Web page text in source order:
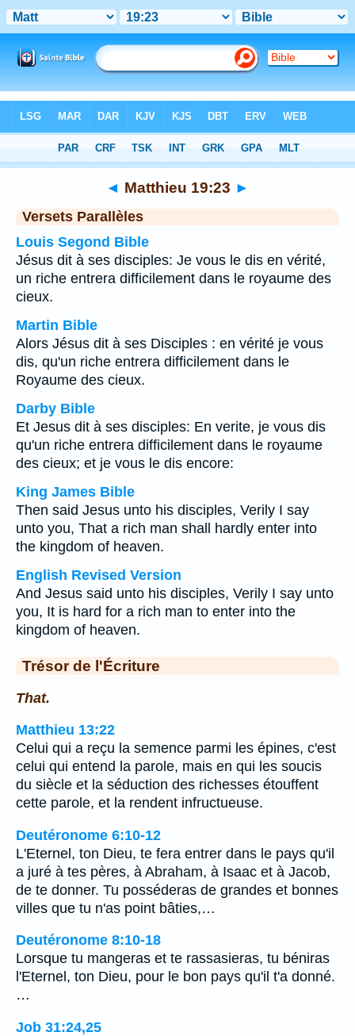
Chapitre 19> Verset 23
◄ Matthieu 19:23 ►
Versets Parallèles
Louis Segond Bible
Jésus dit à ses disciples: Je vous le dis en vérité,
un riche entrera difficilement dans le royaume des
cieux.
Martin Bible
Alors Jésus dit à ses Disciples : en vérité je vous
dis, qu'un riche entrera difficilement dans le
Royaume des cieux.
Darby Bible
Et Jesus dit à ses disciples: En verite, je vous dis
qu'un riche entrera difficilement dans le royaume
des cieux; et je vous le dis encore:
King James Bible
Then said Jesus unto his disciples, Verily I say
unto you, That a rich man shall hardly enter into
the kingdom of heaven.
English Revised Version
And Jesus said unto his disciples, Verily I say unto
you, It is hard for a rich man to enter into the
kingdom of heaven.
Trésor de l'Écriture
That.
Matthieu 13:22
Celui qui a reçu la semence parmi les épines, c'est
celui qui entend la parole, mais en qui les soucis
du siècle et la séduction des richesses étouffent
cette parole, et la rendent infructueuse.
Deutéronome 6:10-12
L'Eternel, ton Dieu, te fera entrer dans le pays qu'il
a juré à tes pères, à Abraham, à Isaac et à Jacob,
de te donner. Tu posséderas de grandes et bonnes
villes que tu n'as point bâties,…
Deutéronome 8:10-18
Lorsque tu mangeras et te rassasieras, tu béniras
l'Eternel, ton Dieu, pour le bon pays qu'il t'a donné.
…
Job 31:24,25